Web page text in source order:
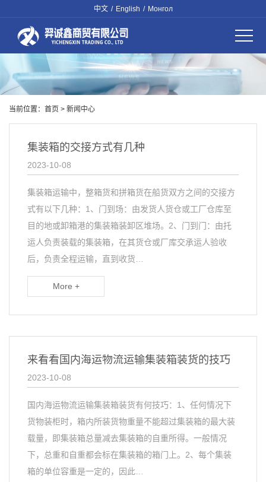
中文 / English / Монгол
当前位置： 首页 > 新闻中心
集装箱的交接方式有几种
2023-10-08
集装箱运输中，整箱货和拼箱货在船货双方之间的交接方
式有以下几种：1、门到场：由发货人货仓或工厂仓库至
目的地或卸箱港的集装箱装卸区堆场。2、门到门：由托
运人负责装载的集装箱，在其货仓或厂库交承运人验收
后，负责全程运输，直到收货…
More +
来看看国内海运物流运输集装箱装货的技巧
2023-10-08
国内海运物流运输集装箱装货有何技巧：1、任何情况下
货物装柜时，箱内所装货物重量不能超过集装箱的最大装
载量，即集装箱总量减去集装箱的自重所得。一般情况
下，总重和自重都会标在集装箱的箱门上。2、每个集装
箱的单位容重是一定的，因此…